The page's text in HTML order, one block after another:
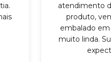
atendimento
produto,
embalado
muito linda.